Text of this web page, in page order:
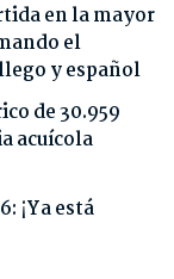
en la mayor
el
y español
de 30.959
acuícola
¡Ya está